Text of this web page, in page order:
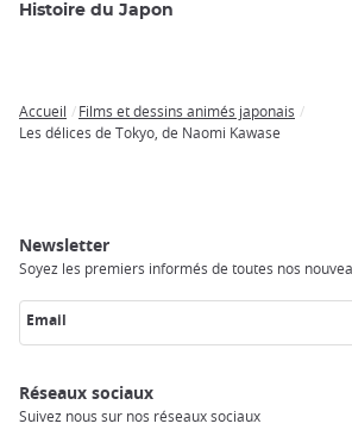
Histoire du Japon
Breadcrumb
Accueil
Films et dessins animés japonais
Les délices de Tokyo, de Naomi Kawase
Newsletter
Soyez les premiers informés de toutes nos
Email
Réseaux sociaux
Suivez nous sur nos réseaux sociaux